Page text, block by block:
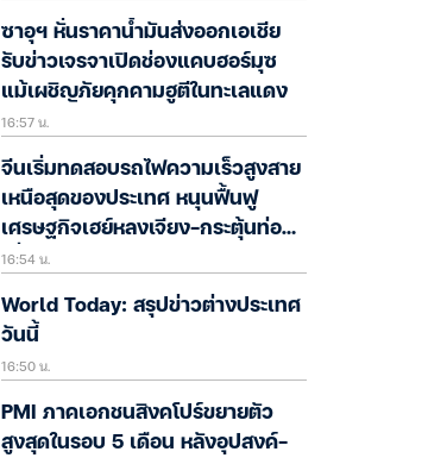
ซาอุฯ หั่นราคาน้ำมันส่งออกเอเชีย
รับข่าวเจรจาเปิดช่องแคบฮอร์มุซ
แม้เผชิญภัยคุกคามฮูตีในทะเลแดง
16:57 น.
จีนเริ่มทดสอบรถไฟความเร็วสูงสาย
เหนือสุดของประเทศ หนุนฟื้นฟู
เศรษฐกิจเฮย์หลงเจียง-กระตุ้นท่อง
เที่ยว
16:54 น.
World Today: สรุปข่าวต่างประเทศ
วันนี้
16:50 น.
PMI ภาคเอกชนสิงคโปร์ขยายตัว
สูงสุดในรอบ 5 เดือน หลังอุปสงค์-